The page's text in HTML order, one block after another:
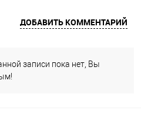
ДОБАВИТЬ КОММЕНТАРИЙ
записи пока нет, Вы